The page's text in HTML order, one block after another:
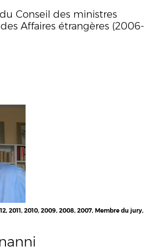
Conseil des ministres
Affaires étrangères (2006-
2011, 2010, 2009, 2008, 2007, Membre du jury,